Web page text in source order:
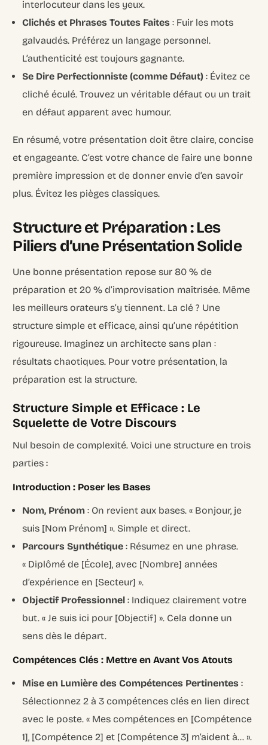
interlocuteur dans les yeux.
Clichés et Phrases Toutes Faites : Fuir les mots
galvaudés. Préférez un langage personnel.
L’authenticité est toujours gagnante.
Se Dire Perfectionniste (comme Défaut) : Évitez ce
cliché éculé. Trouvez un véritable défaut ou un trait
en défaut apparent avec humour.
En résumé, votre présentation doit être claire, concise
et engageante. C’est votre chance de faire une bonne
première impression et de donner envie d’en savoir
plus. Évitez les pièges classiques.
Structure et Préparation : Les
Piliers d’une Présentation Solide
Une bonne présentation repose sur 80 % de
préparation et 20 % d’improvisation maîtrisée. Même
les meilleurs orateurs s’y tiennent. La clé ? Une
structure simple et efficace, ainsi qu’une répétition
rigoureuse. Imaginez un architecte sans plan :
résultats chaotiques. Pour votre présentation, la
préparation est la structure.
Structure Simple et Efficace : Le
Squelette de Votre Discours
Nul besoin de complexité. Voici une structure en trois
parties :
Introduction : Poser les Bases
Nom, Prénom : On revient aux bases. « Bonjour, je
suis [Nom Prénom] ». Simple et direct.
Parcours Synthétique : Résumez en une phrase.
« Diplômé de [École], avec [Nombre] années
d’expérience en [Secteur] ».
Objectif Professionnel : Indiquez clairement votre
but. « Je suis ici pour [Objectif] ». Cela donne un
sens dès le départ.
Compétences Clés : Mettre en Avant Vos Atouts
Mise en Lumière des Compétences Pertinentes :
Sélectionnez 2 à 3 compétences clés en lien direct
avec le poste. « Mes compétences en [Compétence
1], [Compétence 2] et [Compétence 3] m’aident à… ».